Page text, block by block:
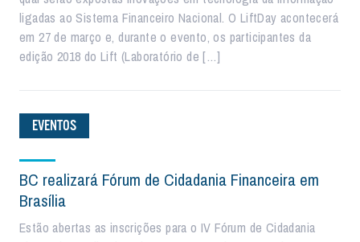
ligadas ao Sistema Financeiro Nacional. O LiftDay acontecerá
em 27 de março e, durante o evento, os participantes da
edição 2018 do Lift (Laboratório de […]
EVENTOS
BC realizará Fórum de Cidadania Financeira em
Brasília
Estão abertas as inscrições para o IV Fórum de Cidadania